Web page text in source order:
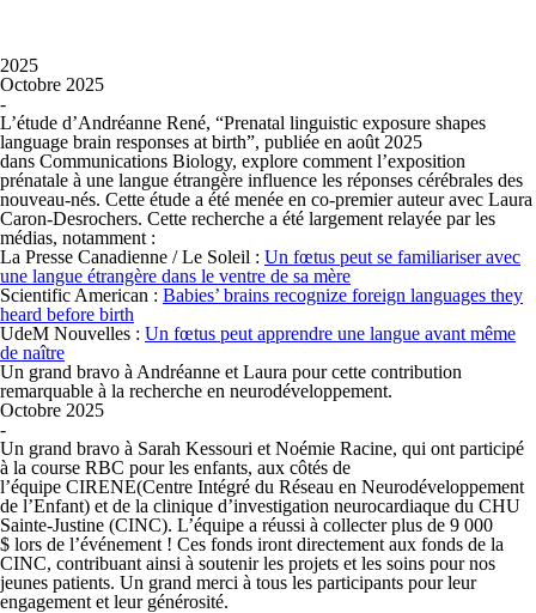
2025
Octobre 2025
-
L’étude d’Andréanne René, “Prenatal linguistic exposure shapes
language brain responses at birth”, publiée en août 2025
dans Communications Biology, explore comment l’exposition
prénatale à une langue étrangère influence les réponses cérébrales des
nouveau-nés. Cette étude a été menée en co‑premier auteur avec Laura
Caron-Desrochers. Cette recherche a été largement relayée par les
médias, notamment :
La Presse Canadienne / Le Soleil : Un fœtus peut se familiariser avec
une langue étrangère dans le ventre de sa mère
Scientific American : Babies’ brains recognize foreign languages they
heard before birth
UdeM Nouvelles : Un fœtus peut apprendre une langue avant même
de naître
Un grand bravo à Andréanne et Laura pour cette contribution
remarquable à la recherche en neurodéveloppement.
Octobre 2025
-
Un grand bravo à Sarah Kessouri et Noémie Racine, qui ont participé
à la course RBC pour les enfants, aux côtés de
l’équipe CIRENE(Centre Intégré du Réseau en Neurodéveloppement
de l’Enfant) et de la clinique d’investigation neurocardiaque du CHU
Sainte-Justine (CINC). L’équipe a réussi à collecter plus de 9 000
$ lors de l’événement ! Ces fonds iront directement aux fonds de la
CINC, contribuant ainsi à soutenir les projets et les soins pour nos
jeunes patients. Un grand merci à tous les participants pour leur
engagement et leur générosité.